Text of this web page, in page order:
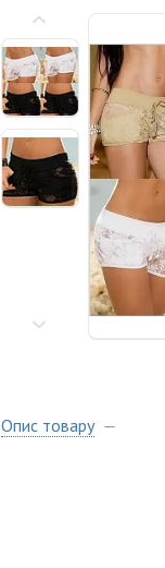
Опис товару